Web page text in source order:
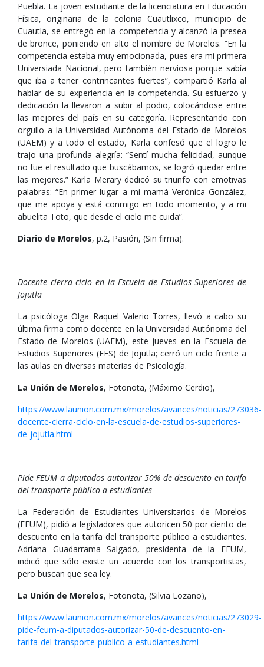
Puebla. La joven estudiante de la licenciatura en Educación
Física, originaria de la colonia Cuautlixco, municipio de
Cuautla, se entregó en la competencia y alcanzó la presea
de bronce, poniendo en alto el nombre de Morelos. “En la
competencia estaba muy emocionada, pues era mi primera
Universiada Nacional, pero también nerviosa porque sabía
que iba a tener contrincantes fuertes”, compartió Karla al
hablar de su experiencia en la competencia. Su esfuerzo y
dedicación la llevaron a subir al podio, colocándose entre
las mejores del país en su categoría. Representando con
orgullo a la Universidad Autónoma del Estado de Morelos
(UAEM) y a todo el estado, Karla confesó que el logro le
trajo una profunda alegría: “Sentí mucha felicidad, aunque
no fue el resultado que buscábamos, se logró quedar entre
las mejores.” Karla Merary dedicó su triunfo con emotivas
palabras: “En primer lugar a mi mamá Verónica González,
que me apoya y está conmigo en todo momento, y a mi
abuelita Toto, que desde el cielo me cuida”.
Diario de Morelos, p.2, Pasión, (Sin firma).
Docente cierra ciclo en la Escuela de Estudios Superiores de
Jojutla
La psicóloga Olga Raquel Valerio Torres, llevó a cabo su
última firma como docente en la Universidad Autónoma del
Estado de Morelos (UAEM), este jueves en la Escuela de
Estudios Superiores (EES) de Jojutla; cerró un ciclo frente a
las aulas en diversas materias de Psicología.
La Unión de Morelos, Fotonota, (Máximo Cerdio),
https://www.launion.com.mx/morelos/avances/noticias/273036-
docente-cierra-ciclo-en-la-escuela-de-estudios-superiores-
de-jojutla.html
Pide FEUM a diputados autorizar 50% de descuento en tarifa
del transporte público a estudiantes
La Federación de Estudiantes Universitarios de Morelos
(FEUM), pidió a legisladores que autoricen 50 por ciento de
descuento en la tarifa del transporte público a estudiantes.
Adriana Guadarrama Salgado, presidenta de la FEUM,
indicó que sólo existe un acuerdo con los transportistas,
pero buscan que sea ley.
La Unión de Morelos, Fotonota, (Silvia Lozano),
https://www.launion.com.mx/morelos/avances/noticias/273029-
pide-feum-a-diputados-autorizar-50-de-descuento-en-
tarifa-del-transporte-publico-a-estudiantes.html